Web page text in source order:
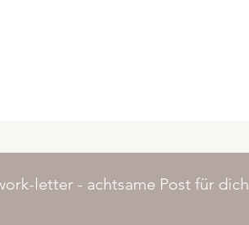
letter - achtsame Post für dich